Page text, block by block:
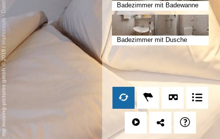
Badezimmer mit Badewanne
Badezimmer mit Dusche
mp moving-pictures gmbh © 2019
/
Impressum
-